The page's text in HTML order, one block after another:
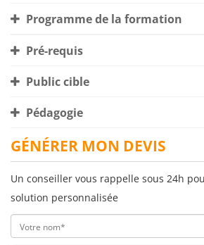
Programme de la formation
Pré-requis
Public cible
Pédagogie
GÉNÉRER MON DEVIS
Un conseiller vous rappelle sous 24h
solution personnalisée